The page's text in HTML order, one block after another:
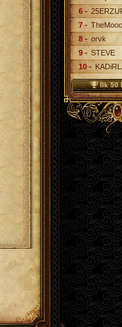
6 -
7 -
8 - orvk
9 - STEVE
10 -
İlk 50